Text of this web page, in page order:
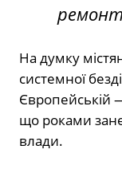
На думку
системної
Європейській
що роками
влади.